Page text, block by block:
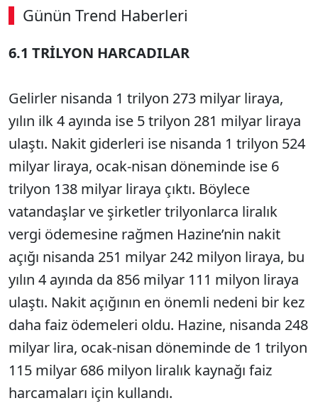
Günün Trend Haberleri
00:02 / 09:15
6.1 TRİLYON HARCADILAR
Gelirler nisanda 1 trilyon 273 milyar liraya,
yılın ilk 4 ayında ise 5 trilyon 281 milyar liraya
ulaştı. Nakit giderleri ise nisanda 1 trilyon 524
milyar liraya, ocak-nisan döneminde ise 6
trilyon 138 milyar liraya çıktı. Böylece
vatandaşlar ve şirketler trilyonlarca liralık
vergi ödemesine rağmen Hazine’nin nakit
açığı nisanda 251 milyar 242 milyon liraya, bu
yılın 4 ayında da 856 milyar 111 milyon liraya
ulaştı. Nakit açığının en önemli nedeni bir kez
daha faiz ödemeleri oldu. Hazine, nisanda 248
milyar lira, ocak-nisan döneminde de 1 trilyon
115 milyar 686 milyon liralık kaynağı faiz
harcamaları için kullandı.